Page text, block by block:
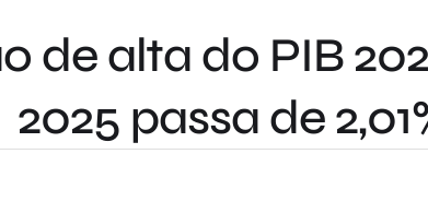
de alta do PIB
2025 passa de